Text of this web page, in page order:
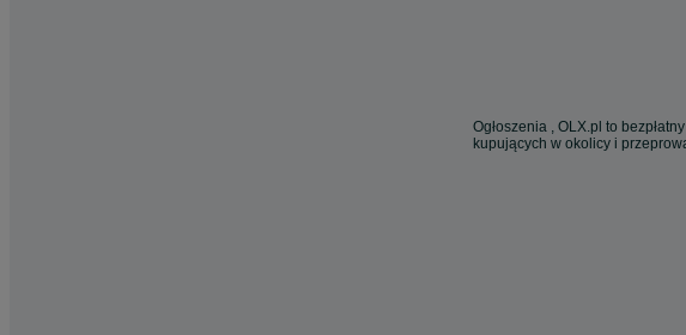
Ogłoszenia , OLX.pl to
kupujących w okolicy i